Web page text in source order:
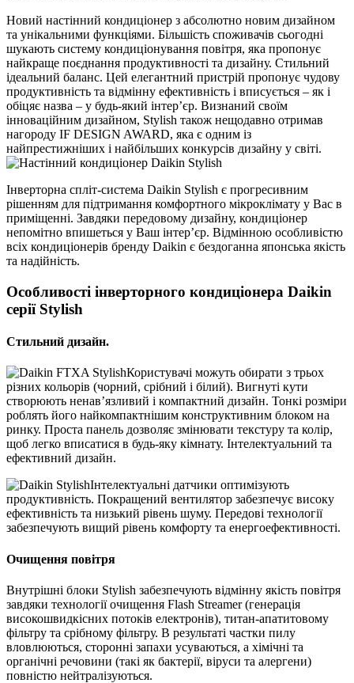
Новий настінний кондиціонер з абсолютно новим дизайном
та унікальними функціями. Більшість споживачів сьогодні
шукають систему кондиціонування повітря, яка пропонує
найкраще поєднання продуктивності та дизайну. Стильний
ідеальний баланс. Цей елегантний пристрій пропонує чудову
продуктивність та відмінну ефективність і вписується – як і
обіцяє назва – у будь-який інтер’єр. Визнаний своїм
інноваційним дизайном, Stylish також нещодавно отримав
нагороду IF DESIGN AWARD, яка є одним із
найпрестижніших і найбільших конкурсів дизайну у світі.
Інверторна спліт-система Daikin Stylish є прогресивним
рішенням для підтримання комфортного мікроклімату у Вас в
приміщенні. Завдяки передовому дизайну, кондиціонер
непомітно впишеться у Ваш інтер’єр. Відмінною особливістю
всіх кондиціонерів бренду Daikin є бездоганна японська якість
та надійність.
Особливості інверторного кондиціонера Daikin
серії Stylish
Стильний дизайн.
Користувачі можуть обирати з трьох
різних кольорів (чорний, срібний і білий). Вигнуті кути
створюють ненав’язливий і компактний дизайн. Тонкі розміри
роблять його найкомпактнішим конструктивним блоком на
ринку. Проста панель дозволяє змінювати текстуру та колір,
щоб легко вписатися в будь-яку кімнату. Інтелектуальний та
ефективний дизайн.
Інтелектуальні датчики оптимізують
продуктивність. Покращений вентилятор забезпечує високу
ефективність та низький рівень шуму. Передові технології
забезпечують вищий рівень комфорту та енергоефективності.
Очищення повітря
Внутрішні блоки Stylish забезпечують відмінну якість повітря
завдяки технології очищення Flash Streamer (генерація
високошвидкісних потоків електронів), титан-апатитовому
фільтру та срібному фільтру. В результаті частки пилу
вловлюються, сторонні запахи усуваються, а хімічні та
органічні речовини (такі як бактерії, віруси та алергени)
повністю нейтралізуються.